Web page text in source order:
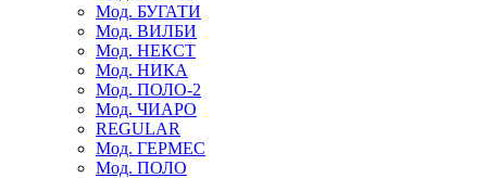
Мод. БУГАТИ
Мод. ВИЛБИ
Мод. НЕКСТ
Мод. НИКА
Мод. ПОЛО-2
Мод. ЧИАРО
REGULAR
Мод. ГЕРМЕС
Мод. ПОЛО